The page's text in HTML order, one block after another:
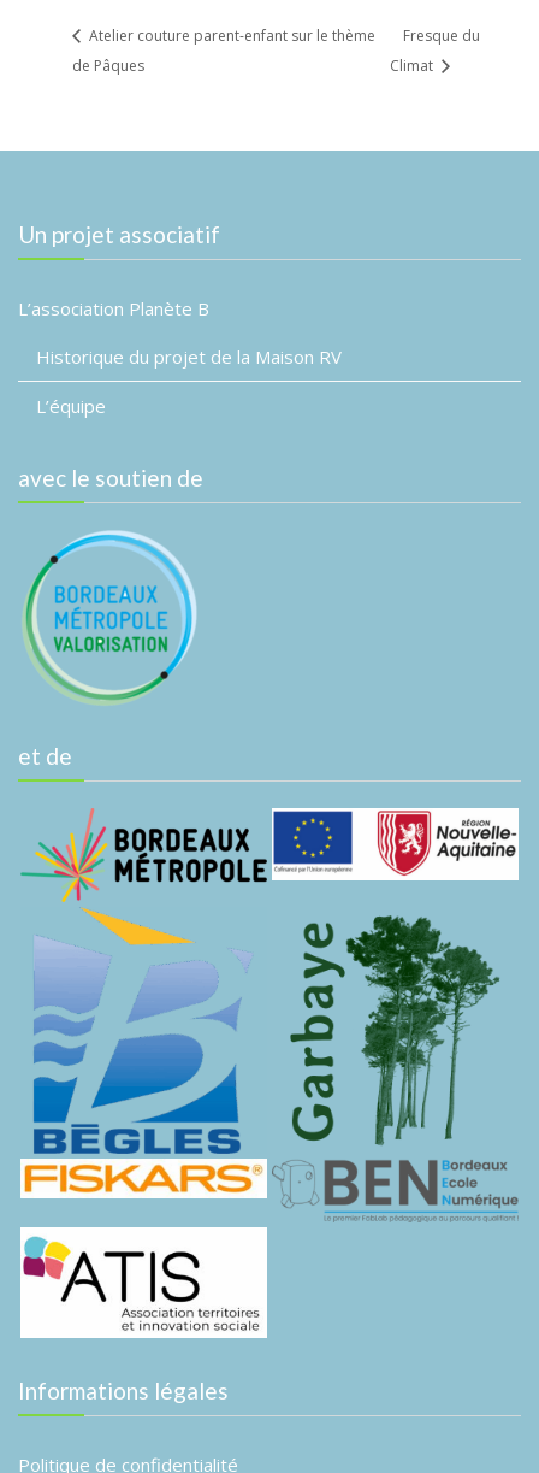
Atelier couture parent-enfant sur le thème
de Pâques
Fresque du
Climat
Un projet associatif
L’association Planète B
Historique du projet de la Maison RV
L’équipe
avec le soutien de
et de
Informations légales
Politique de confidentialité